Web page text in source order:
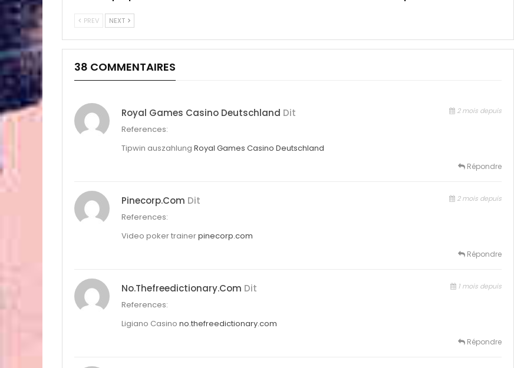
PREV NEXT
38 COMMENTAIRES
Royal Games Casino Deutschland Dit 2 mois depuis
References:
Tipwin auszahlung Royal Games Casino Deutschland
Répondre
Pinecorp.com Dit 2 mois depuis
References:
Video poker trainerpinecorp.com
Répondre
No.thefreedictionary.com Dit 1 mois depuis
References:
Ligiano Casino no.thefreedictionary.com
Répondre